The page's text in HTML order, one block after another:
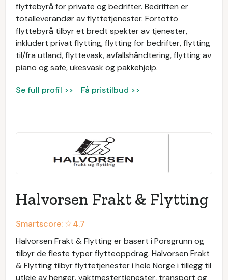
flyttebyrå for private og bedrifter. Bedriften er
totalleverandør av flyttetjenester. Fortotto
flyttebyrå tilbyr et bredt spekter av tjenester,
inkludert privat flytting, flytting for bedrifter, flytting
til/fra utland, flyttevask, avfallshåndtering, flytting av
piano og safe, ukesvask og pakkehjelp.
Se full profil >> Få pristilbud >>
Halvorsen Frakt & Flytting
Smartscore: ☆4.7
Halvorsen Frakt & Flytting er basert i Porsgrunn og
tilbyr de fleste typer flytteoppdrag. Halvorsen Frakt
& Flytting tilbyr flyttetjenester i hele Norge i tillegg til
utleie av henger, vaktmestertjenester, transport og